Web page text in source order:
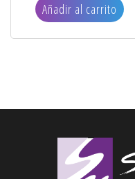
Añadir al carrito